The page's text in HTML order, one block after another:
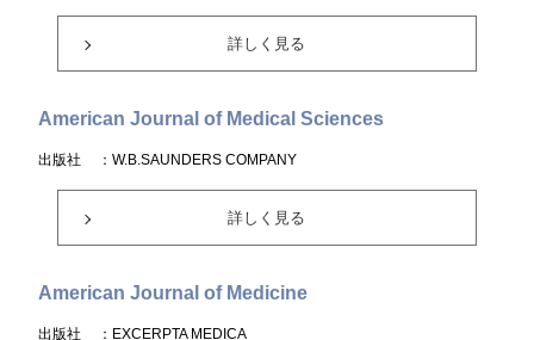
詳しく見る
American Journal of Medical Sciences
出版社 ：W.B.SAUNDERS COMPANY
詳しく見る
American Journal of Medicine
出版社 ：EXCERPTA MEDICA